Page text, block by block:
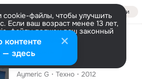
Войти
файлы, чтобы улучшить
Если ваш возраст менее 13 лет,
файлы должен ваш законный
Больше информации
Настроить
Альбом
Xylophoned
Aymeric G Техно 2012
— здесь